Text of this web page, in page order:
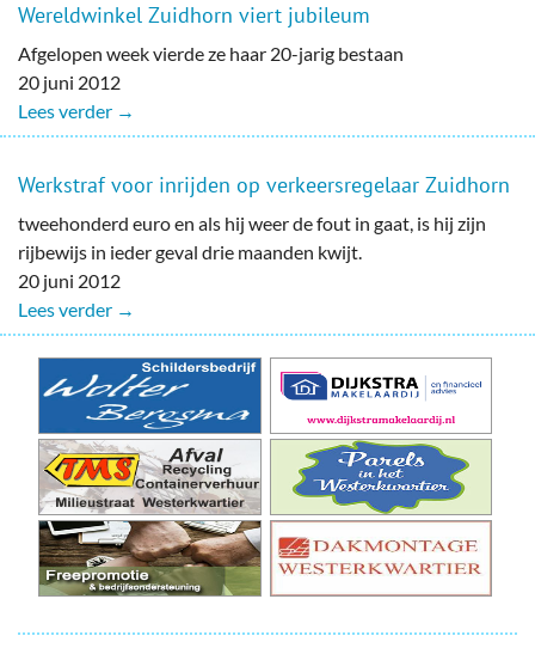
Wereldwinkel Zuidhorn viert jubileum
Afgelopen week vierde ze haar 20-jarig bestaan
20 juni 2012
Lees verder →
Werkstraf voor inrijden op verkeersregelaar Zuidhorn
tweehonderd euro en als hij weer de fout in gaat, is hij zijn
rijbewijs in ieder geval drie maanden kwijt.
20 juni 2012
Lees verder →